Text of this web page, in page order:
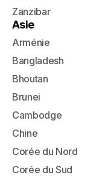
Zanzibar
Asie
Arménie
Bangladesh
Bhoutan
Brunei
Cambodge
Chine
Corée du Nord
Corée du Sud